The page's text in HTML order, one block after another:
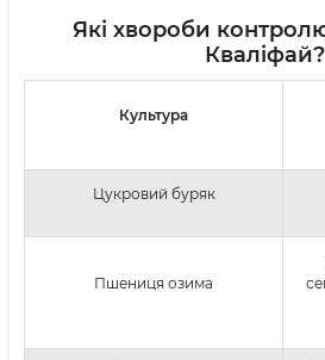
Які хвороби
Кваліфай?
Культура
Цукровий буряк
Пшениця озима